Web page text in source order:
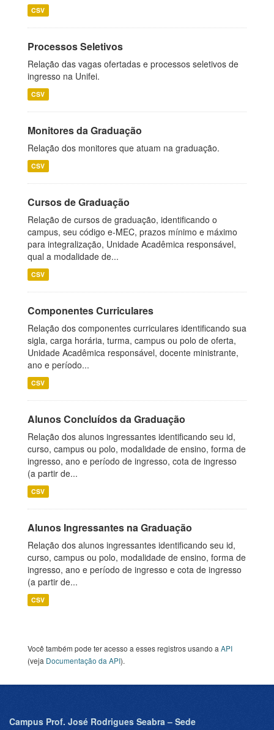
CSV
Processos Seletivos
Relação das vagas ofertadas e processos seletivos de
ingresso na Unifei.
CSV
Monitores da Graduação
Relação dos monitores que atuam na graduação.
CSV
Cursos de Graduação
Relação de cursos de graduação, identificando o
campus, seu código e-MEC, prazos mínimo e máximo
para integralização, Unidade Acadêmica responsável,
qual a modalidade de...
CSV
Componentes Curriculares
Relação dos componentes curriculares identificando sua
sigla, carga horária, turma, campus ou polo de oferta,
Unidade Acadêmica responsável, docente ministrante,
ano e período...
CSV
Alunos Concluídos da Graduação
Relação dos alunos ingressantes identificando seu id,
curso, campus ou polo, modalidade de ensino, forma de
ingresso, ano e período de ingresso, cota de ingresso
(a partir de...
CSV
Alunos Ingressantes na Graduação
Relação dos alunos ingressantes identificando seu id,
curso, campus ou polo, modalidade de ensino, forma de
ingresso, ano e período de ingresso e cota de ingresso
(a partir de...
CSV
Você também pode ter acesso a esses registros usando a API
(veja Documentação da API).
Campus Prof. José Rodrigues Seabra – Sede